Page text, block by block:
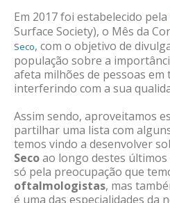
Em 2017 foi estabelecido pela
Surface Society), o Mês da
Seco, com o objetivo de
população sobre a
afeta milhões de pessoas em
interferindo com a sua
Assim sendo, aproveitamos
partilhar uma lista com
temos vindo a desenvolver
Secoao longo destes últimos
só pela preocupação que
oftalmologistas, mas
é uma das especialidades da